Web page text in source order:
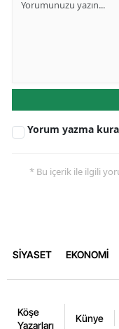
Yorum yazma
* Bu içerik ile ilgili
SİYASET EKONOMİ
Köşe
Yazarları
Künye